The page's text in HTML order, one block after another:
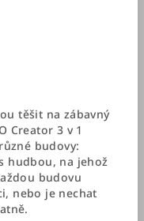
těšit na zábavný
Creator 3 v 1
budovy:
hudbou, na jehož
budovu
nebo je nechat